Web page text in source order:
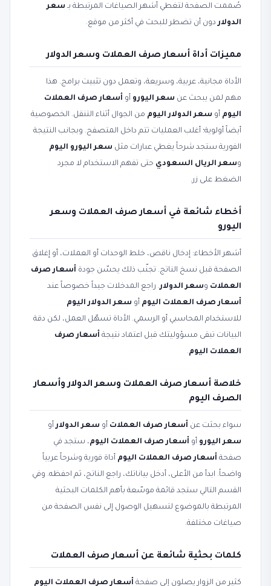
صُممت الصفحة لتغطي أشهر الصياغات المرتبطة بـ سعر
الدولاردون أن تضطر للبحث في أكثر من موقع.
مميزات أداة أسعار صرف العملات وسعر الدولار
الأداة مجانية، عربية، وسريعة، وتعمل دون تثبيت برامج. هذا
مهم لمن يبحث عن سعر اليورو أو أسعار صرف العملات
اليوم أو سعر الدولار اليوم من الجوال أثناء التنقل. الخصوصية
أيضاً أولوية؛ أغلب العمليات تتم داخل المتصفح. وبجانب النتيجة
الفورية ستجد شرحاً يغطي عبارات مثل سعر اليورو اليوم
وسعر الريال السعودي حتى تفهم الاستخدام لا مجرد
الضغط على زر.
أخطاء شائعة في أسعار صرف العملات وسعر
اليورو
أشهر الأخطاء: إدخال ناقص، خلط الوحدات أو العملات، أو إغلاق
الصفحة قبل نسخ الناتج. تجنّب ذلك يحسّن جودة أسعار صرف
العملات وسعر الدولار. راجع المدخلات جيداً خصوصاً عند
أسعار صرف العملات اليوم أو سعر الدولار اليوم
للاستخدام المحاسبي أو الرسمي. الأداة تسهّل العمل، لكن دقة
البيانات تبقى مسؤوليتك قبل اعتماد نتيجة أسعار صرف
العملات اليوم.
خلاصة أسعار صرف العملات وسعر الدولار وأسعار
الصرف اليوم
سواء بحثت عن أسعار صرف العملات أو سعر الدولارأو
سعر اليورو أو أسعار صرف العملات اليوم، ستجد في
صفحة أسعار صرف العملات اليوم أداة فورية وشرحاً عربياً
واضحاً. ابدأ من الأعلى، أدخل بياناتك، راجع الناتج، ثم احفظه. وفي
القسم التالي ستجد قائمة موسّعة بأهم الكلمات البحثية
المرتبطة بالموضوع لتسهيل الوصول إلى نفس الصفحة من
صياغات مختلفة.
كلمات بحثية شائعة عن أسعار صرف العملات
كثير من الزوار يصلون إلى صفحة أسعار صرف العملات اليوم